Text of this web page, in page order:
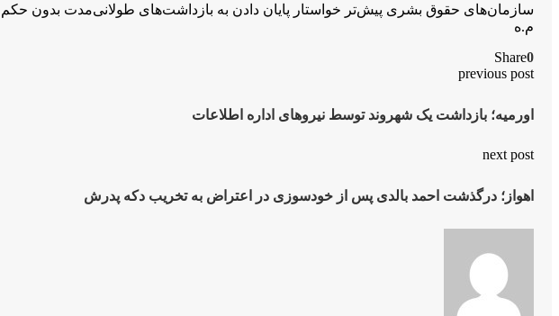
سازمان‌های حقوق بشری پیش‌تر خواستار پایان دادن به بازداشت‌های طولانی‌مدت بدون حکم
م.ە
Share0
previous post
اورمیە؛ بازداشت یک شهروند توسط نیروهای ادارە اطلاعات
next post
اهواز؛ درگذشت احمد بالدی پس از خودسوزی در اعتراض به تخریب دکه پدرش